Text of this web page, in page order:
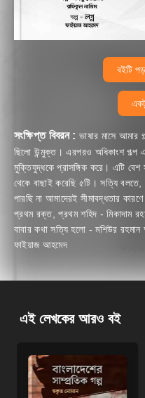
বইটি
সংক্ষিপ্ত বিবরন : ভাষার মাসে আমার
ছিলো উন্মুক্ত। এরপরও অধিকাংশ গল্প
মুক্তিযুদ্ধকে প্রাসঙ্গিক করে। এটি
থেকে বাছাই করেছি ৫টি। সত্যি
পারছি না আমাদেরই সীমাবদ্ধতার
প্রথম রক্ত, প্রথম শহিদ - মিকাদাম
বাবার কথা সত্যি হলো - মশিউর
ফাইয়াজ আহমেদ
এই লেখকের আরও বই